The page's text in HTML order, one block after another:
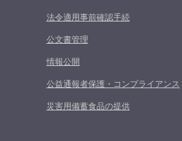
法令適用事前確認手続
公文書管理
情報公開
公益通報者保護・コンプライアンス
災害用備蓄食品の提供